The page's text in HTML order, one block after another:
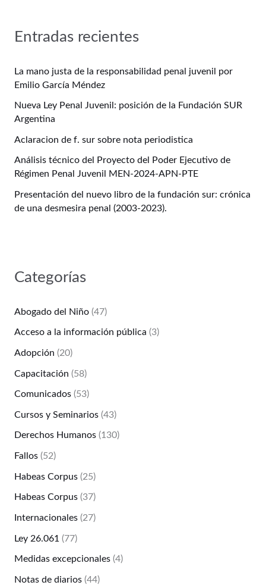
Entradas recientes
La mano justa de la responsabilidad penal juvenil por
Emilio García Méndez
Nueva Ley Penal Juvenil: posición de la Fundación SUR
Argentina
Aclaracion de f. sur sobre nota periodistica
Análisis técnico del Proyecto del Poder Ejecutivo de
Régimen Penal Juvenil MEN-2024-APN-PTE
Presentación del nuevo libro de la fundación sur: crónica
de una desmesira penal (2003-2023).
Categorías
Abogado del Niño(47)
Acceso a la información pública (3)
Adopción (20)
Capacitación (58)
Comunicados(53)
Cursos y Seminarios(43)
Derechos Humanos(130)
Fallos(52)
Habeas Corpus(25)
Habeas Corpus(37)
Internacionales(27)
Ley 26.061 (77)
Medidas excepcionales(4)
Notas de diarios(44)